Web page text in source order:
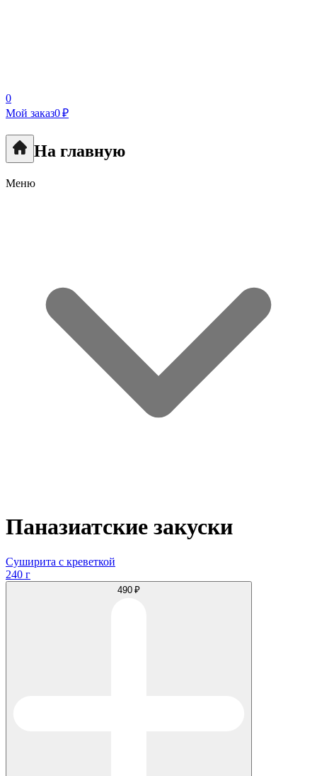
0
Мой заказ0 ₽
На главную
Меню
Паназиатские закуски
Суширита с креветкой
240 г
490 ₽